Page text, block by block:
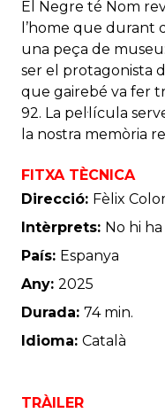
El Negre té Nom
l’home que durant
una peça de
ser el protagonista
que gairebé va fer
92. La pel·lícula
la nostra memòria
FITXA TÈCNICA
Direcció: Fèlix
Intèrprets: No hi ha
País: Espanya
Any: 2025
Durada: 74 min.
Idioma: Català
TRÀILER